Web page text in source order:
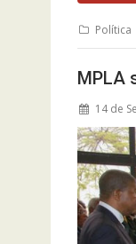
Política
MPLA
14 de